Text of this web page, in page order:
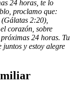
24 horas, te lo
proclamo que:
2:20),
corazón, sobre
24 horas. Tu
juntos y estoy alegre